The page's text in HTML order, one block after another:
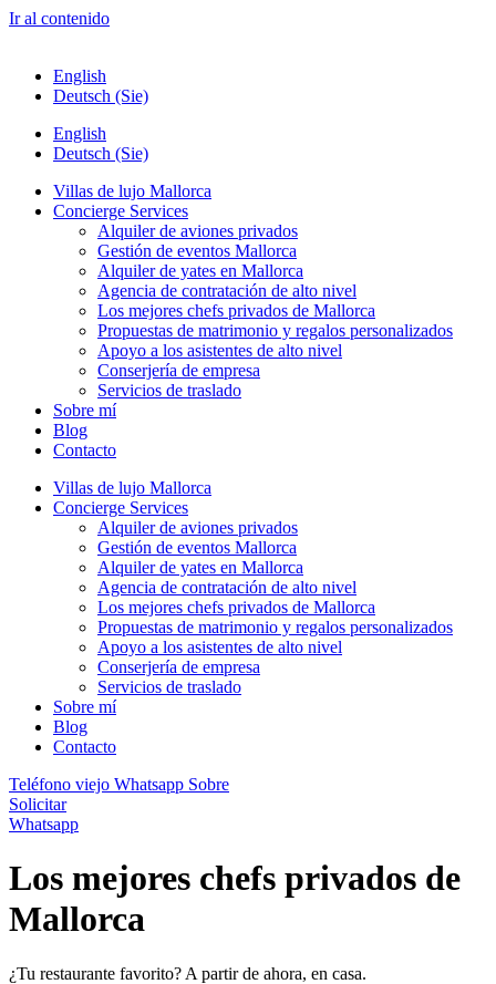
Ir al contenido
English
Deutsch (Sie)
English
Deutsch (Sie)
Villas de lujo Mallorca
Concierge Services
Alquiler de aviones privados
Gestión de eventos Mallorca
Alquiler de yates en Mallorca
Agencia de contratación de alto nivel
Los mejores chefs privados de Mallorca
Propuestas de matrimonio y regalos personalizados
Apoyo a los asistentes de alto nivel
Conserjería de empresa
Servicios de traslado
Sobre mí
Blog
Contacto
Villas de lujo Mallorca
Concierge Services
Alquiler de aviones privados
Gestión de eventos Mallorca
Alquiler de yates en Mallorca
Agencia de contratación de alto nivel
Los mejores chefs privados de Mallorca
Propuestas de matrimonio y regalos personalizados
Apoyo a los asistentes de alto nivel
Conserjería de empresa
Servicios de traslado
Sobre mí
Blog
Contacto
Teléfono viejo Whatsapp Sobre
Solicitar
Whatsapp
Los mejores chefs privados de
Mallorca
¿Tu restaurante favorito? A partir de ahora, en casa.